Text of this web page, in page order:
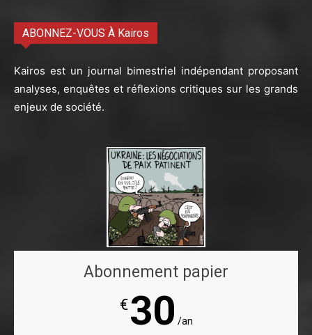
ABONNEZ-VOUS À Kairos
Kairos est un journal bimestriel indépendant proposant
analyses, enquêtes et réflexions critiques sur les grands
enjeux de société.
Abonnement papier
€30 /an